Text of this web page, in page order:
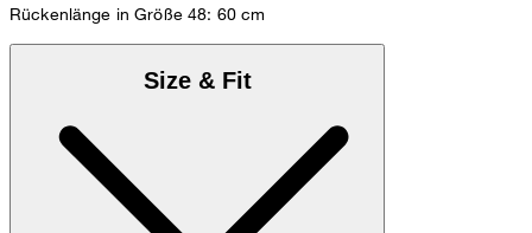
Rückenlänge in Größe 48: 60 cm
Size & Fit